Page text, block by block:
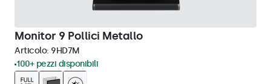
Monitor 9 Pollici Metallo
Articolo: 9HD7M
100+ pezzi disponibili